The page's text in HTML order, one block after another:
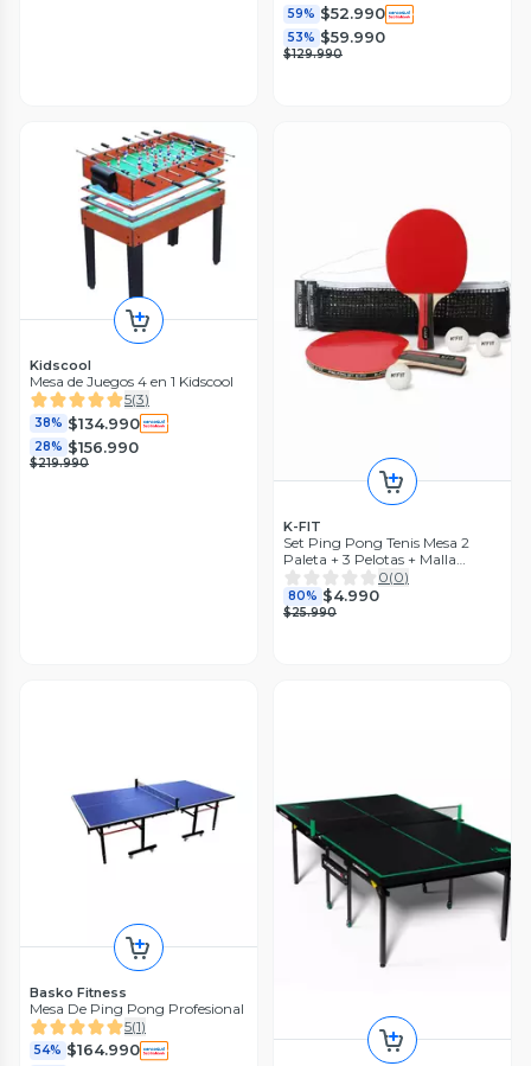
59% $52.990
53% $59.990
$129.990
Kidscool
Mesa de Juegos 4 en 1 Kidscool
5(3)
38% $134.990
28% $156.990
$219.990
K-FIT
Set Ping Pong Tenis Mesa 2
Paleta + 3 Pelotas + Malla
Retráctil K-Fit 0(0)
80% $4.990
$25.990
Basko Fitness
Mesa De Ping Pong Profesional
5(1)
54% $164.990